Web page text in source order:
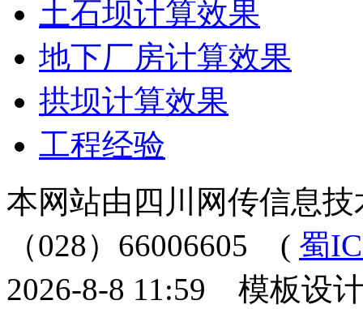
土石坝计算效果
地下厂房计算效果
拱坝计算效果
工程经验
本网站由四川网传信息
（028）66006605
( 蜀
2026-8-8 11:59 模板设